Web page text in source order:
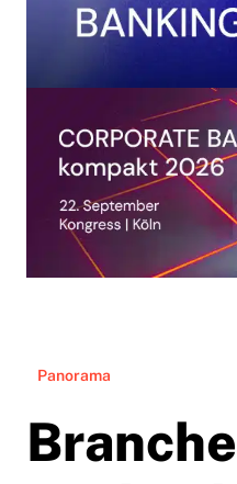
Panorama